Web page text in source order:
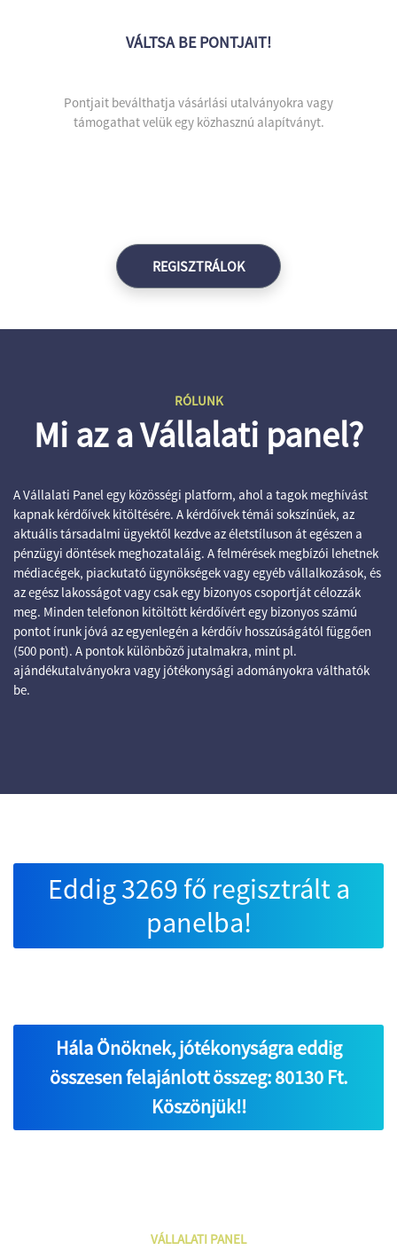
VÁLTSA BE PONTJAIT!
Pontjait beválthatja vásárlási utalványokra vagy
támogathat velük egy közhasznú alapítványt.
REGISZTRÁLOK
RÓLUNK
Mi az a Vállalati panel?
A Vállalati Panel egy közösségi platform, ahol a tagok meghívást
kapnak kérdőívek kitöltésére. A kérdőívek témái sokszínűek, az
aktuális társadalmi ügyektől kezdve az életstíluson át egészen a
pénzügyi döntések meghozataláig. A felmérések megbízói lehetnek
médiacégek, piackutató ügynökségek vagy egyéb vállalkozások, és
az egész lakosságot vagy csak egy bizonyos csoportját célozzák
meg. Minden telefonon kitöltött kérdőívért egy bizonyos számú
pontot írunk jóvá az egyenlegén a kérdőív hosszúságától függően
(500 pont). A pontok különböző jutalmakra, mint pl.
ajándékutalványokra vagy jótékonysági adományokra válthatók
be.
Eddig 3269 fő regisztrált a
panelba!
Hála Önöknek, jótékonyságra eddig
összesen felajánlott összeg: 80130 Ft.
Köszönjük!!
VÁLLALATI PANEL